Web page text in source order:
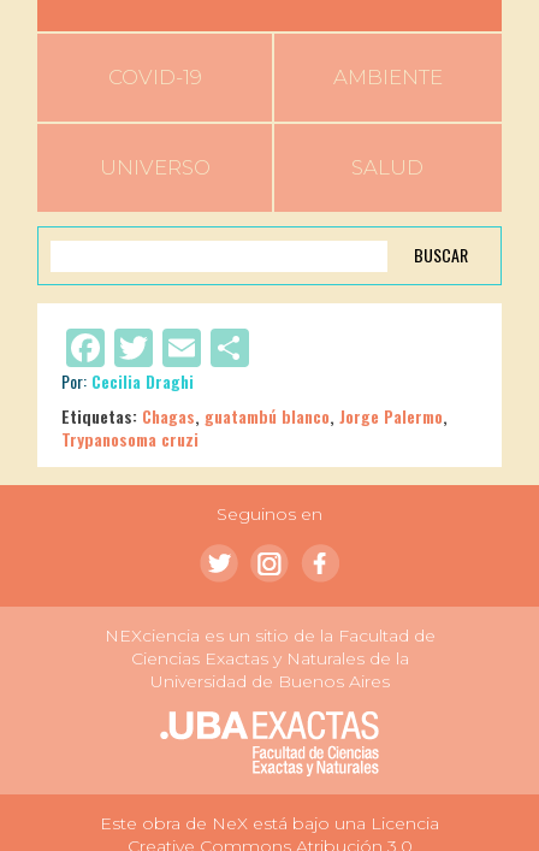
COVID-19 AMBIENTE
UNIVERSO SALUD
BUSCAR
Facebook
Twitter
Email
Por: Cecilia Draghi
Etiquetas: Chagas, guatambú blanco,Jorge Palermo,
Trypanosoma cruzi
Seguinos en
NEXciencia es un sitio de la Facultad de
Ciencias Exactas y Naturales de la
Universidad de Buenos Aires
Este obra de NeX está bajo una Licencia
Creative Commons Atribución 3.0